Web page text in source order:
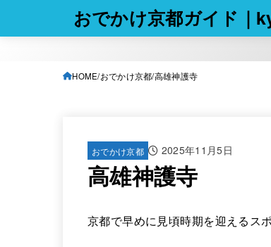
おでかけ京都ガイド｜
HOME おでかけ京都 高雄神護寺
おでかけ京都 2025年11月5日
高雄神護寺
京都で早めに見頃時期を迎えるス